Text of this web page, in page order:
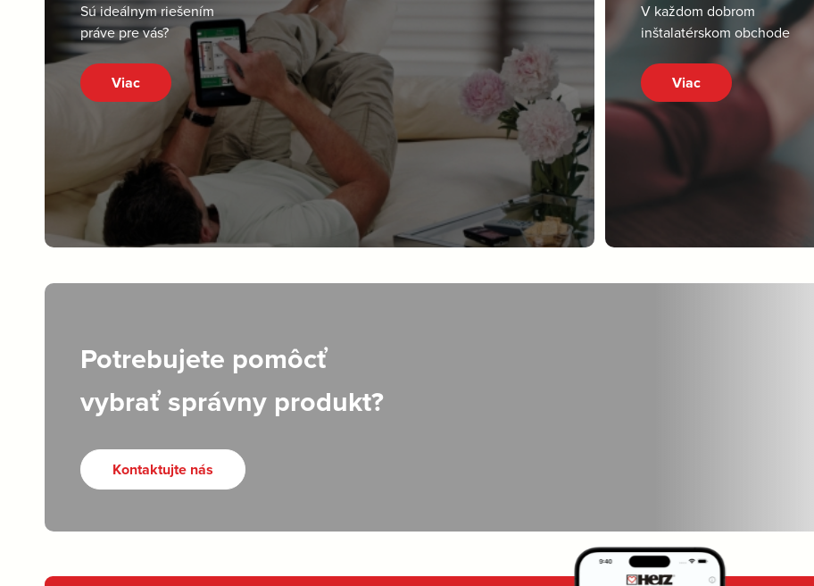
Sú ideálnym riešením
práve pre vás?
Viac
V každom dobrom
inštalatérskom obchode
Viac
Potrebujete pomôcť
vybrať správny produkt?
Kontaktujte nás